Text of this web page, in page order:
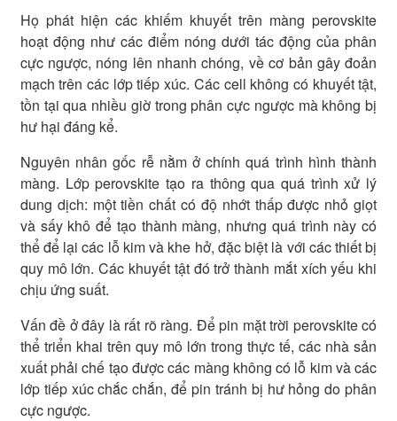
Họ phát hiện các khiếm khuyết trên màng perovskite
hoạt động như các điểm nóng dưới tác động của phân
cực ngược, nóng lên nhanh chóng, về cơ bản gây đoản
mạch trên các lớp tiếp xúc. Các cell không có khuyết tật,
tồn tại qua nhiều giờ trong phân cực ngược mà không bị
hư hại đáng kể.
Nguyên nhân gốc rễ nằm ở chính quá trình hình thành
màng. Lớp perovskite tạo ra thông qua quá trình xử lý
dung dịch: một tiền chất có độ nhớt thấp được nhỏ giọt
và sấy khô để tạo thành màng, nhưng quá trình này có
thể để lại các lỗ kim và khe hở, đặc biệt là với các thiết bị
quy mô lớn. Các khuyết tật đó trở thành mắt xích yếu khi
chịu ứng suất.
Vấn đề ở đây là rất rõ ràng. Để pin mặt trời perovskite có
thể triển khai trên quy mô lớn trong thực tế, các nhà sản
xuất phải chế tạo được các màng không có lỗ kim và các
lớp tiếp xúc chắc chắn, để pin tránh bị hư hỏng do phân
cực ngược.